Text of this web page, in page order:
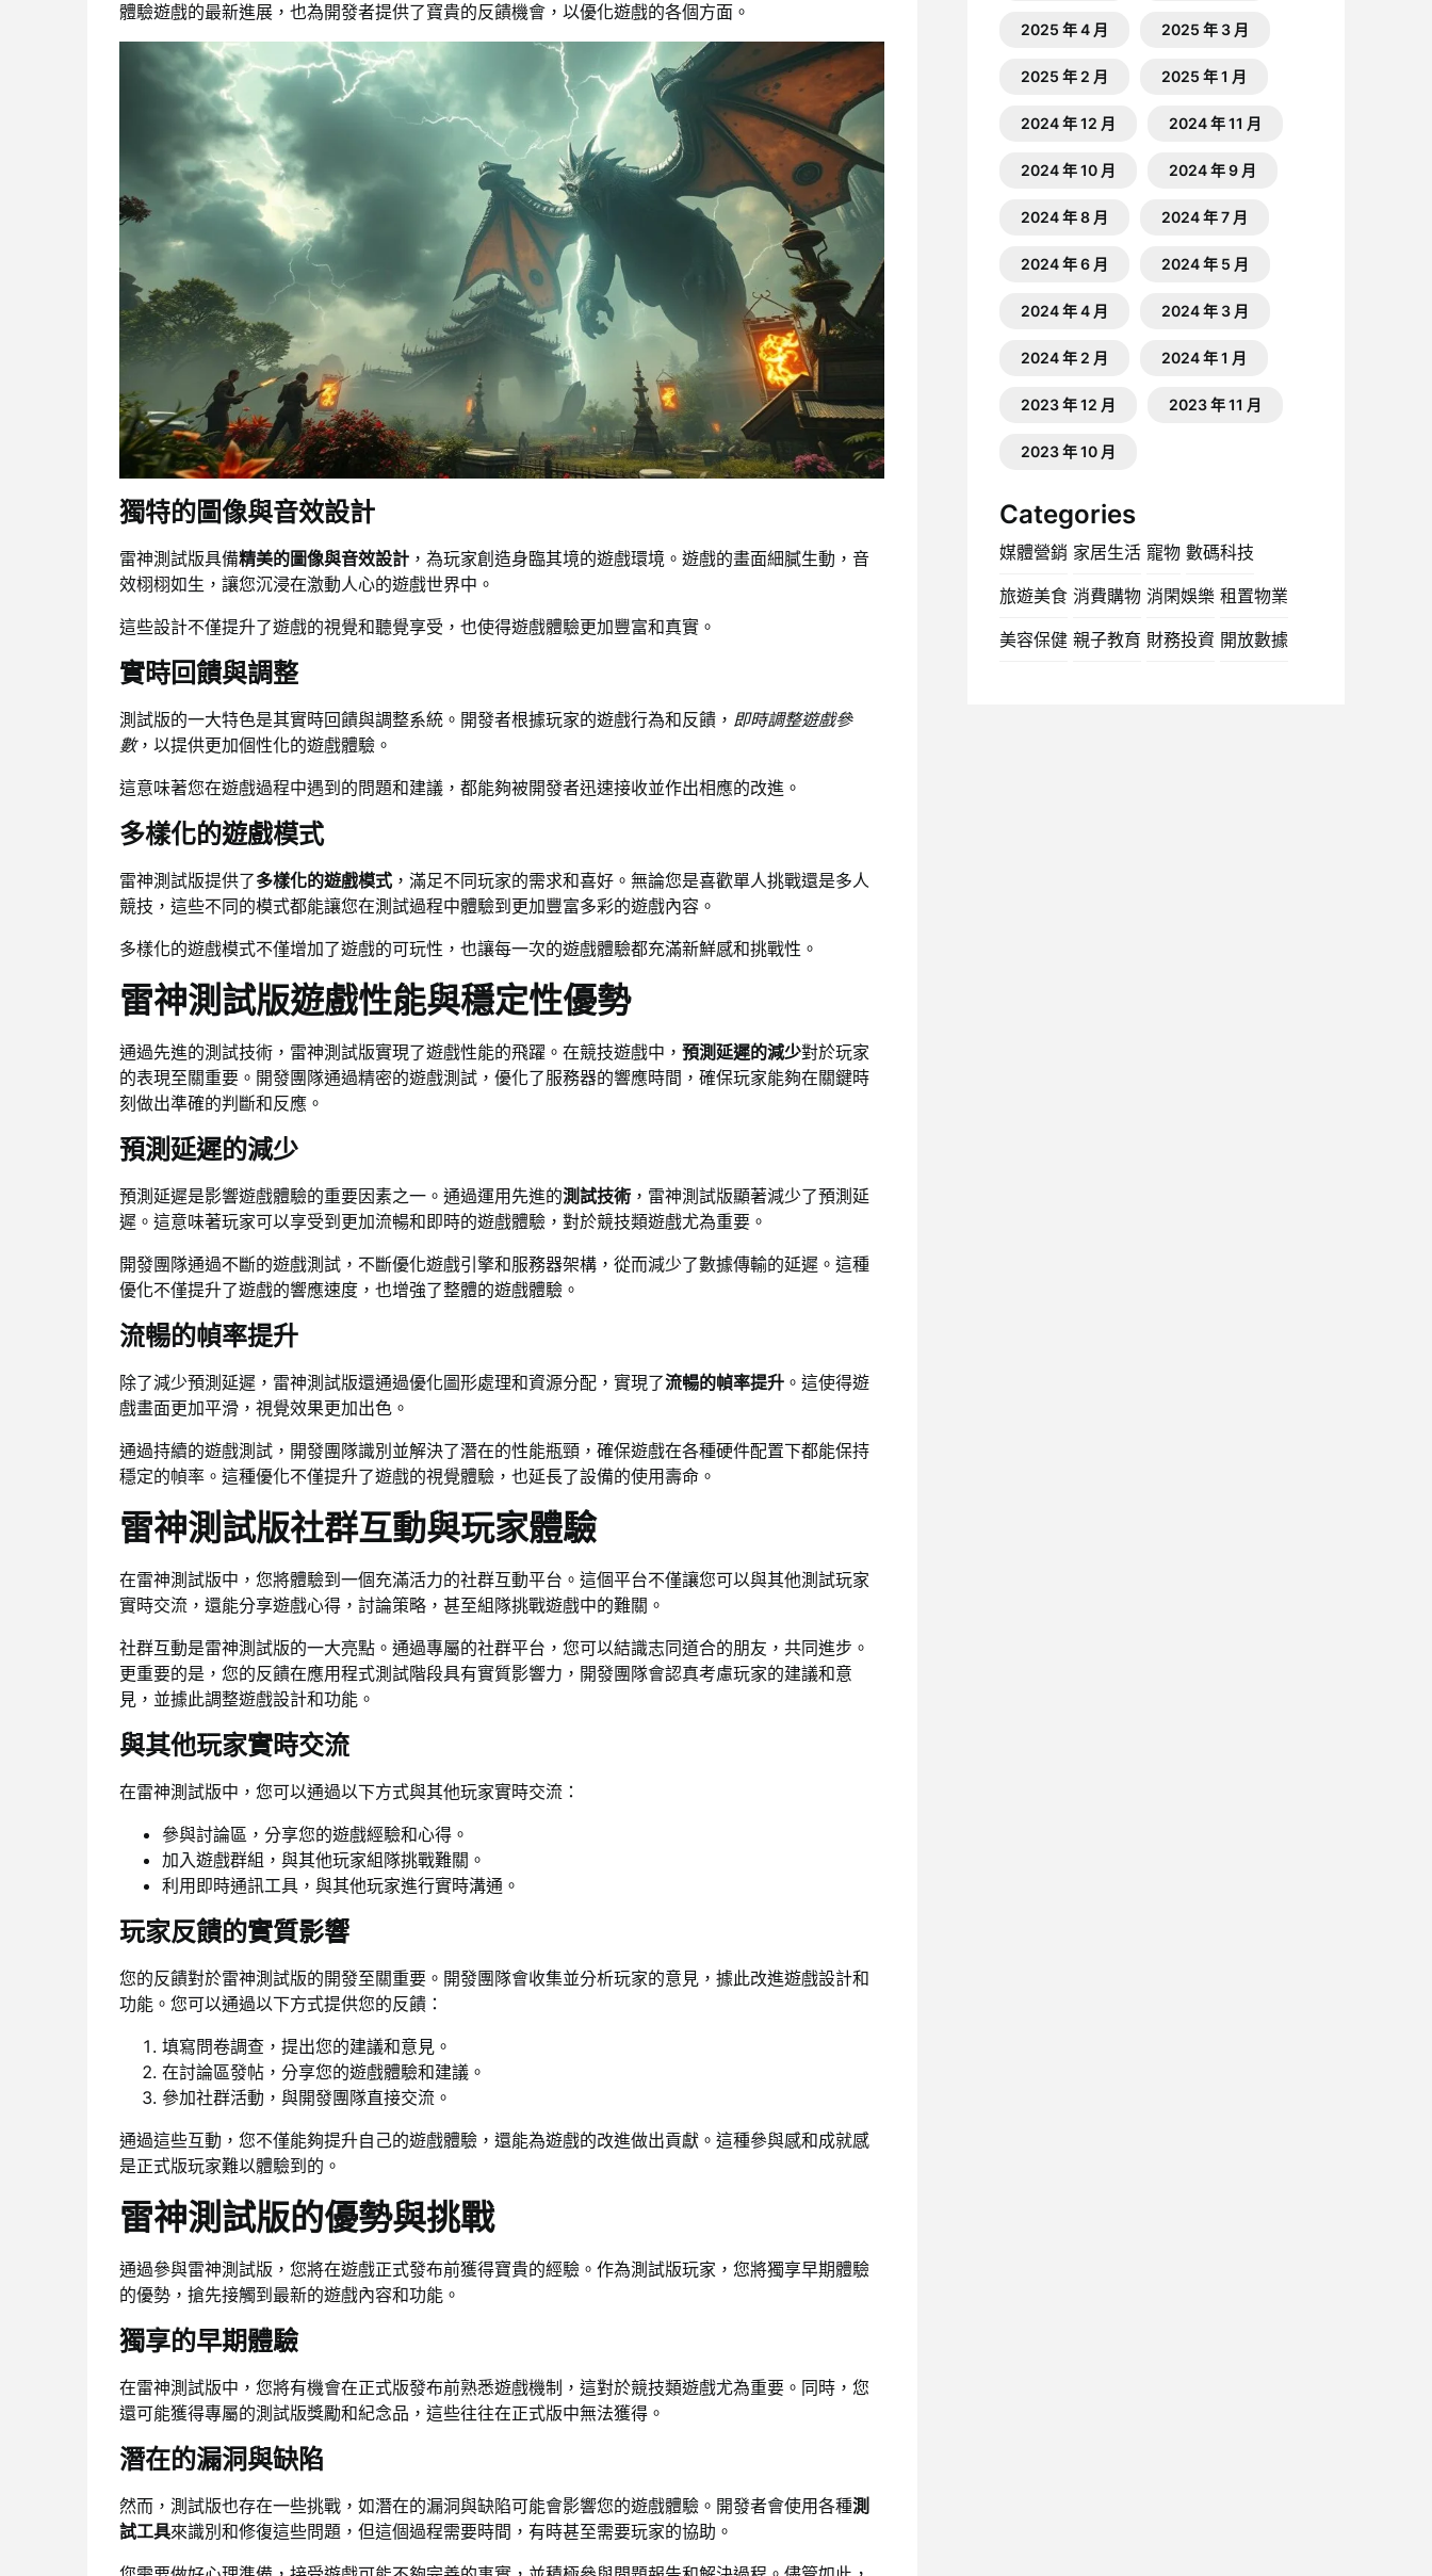
體驗遊戲的最新進展，也為開發者提供了寶貴的反饋機會，以優化遊戲的各個方面。
獨特的圖像與音效設計
雷神測試版具備精美的圖像與音效設計 ，為玩家創造身臨其境的遊戲環境。遊戲的畫面細膩生動，音
效栩栩如生，讓您沉浸在激動人心的遊戲世界中。
這些設計不僅提升了遊戲的視覺和聽覺享受，也使得遊戲體驗更加豐富和真實。
實時回饋與調整
測試版的一大特色是其實時回饋與調整系統。開發者根據玩家的遊戲行為和反饋， 即時調整遊戲參
數，以提供更加個性化的遊戲體驗。
這意味著您在遊戲過程中遇到的問題和建議，都能夠被開發者迅速接收並作出相應的改進。
多樣化的遊戲模式
雷神測試版提供了多樣化的遊戲模式 ，滿足不同玩家的需求和喜好。無論您是喜歡單人挑戰還是多人
競技，這些不同的模式都能讓您在測試過程中體驗到更加豐富多彩的遊戲內容。
多樣化的遊戲模式不僅增加了遊戲的可玩性，也讓每一次的遊戲體驗都充滿新鮮感和挑戰性。
雷神測試版遊戲性能與穩定性優勢
通過先進的測試技術，雷神測試版實現了遊戲性能的飛躍。在競技遊戲中， 預測延遲的減少對於玩家
的表現至關重要。開發團隊通過精密的遊戲測試，優化了服務器的響應時間，確保玩家能夠在關鍵時
刻做出準確的判斷和反應。
預測延遲的減少
預測延遲是影響遊戲體驗的重要因素之一。通過運用先進的測試技術 ，雷神測試版顯著減少了預測延
遲。這意味著玩家可以享受到更加流暢和即時的遊戲體驗，對於競技類遊戲尤為重要。
開發團隊通過不斷的遊戲測試，不斷優化遊戲引擎和服務器架構，從而減少了數據傳輸的延遲。這種
優化不僅提升了遊戲的響應速度，也增強了整體的遊戲體驗。
流暢的幀率提升
除了減少預測延遲，雷神測試版還通過優化圖形處理和資源分配，實現了流暢的幀率提升 。這使得遊
戲畫面更加平滑，視覺效果更加出色。
通過持續的遊戲測試，開發團隊識別並解決了潛在的性能瓶頸，確保遊戲在各種硬件配置下都能保持
穩定的幀率。這種優化不僅提升了遊戲的視覺體驗，也延長了設備的使用壽命。
雷神測試版社群互動與玩家體驗
在雷神測試版中，您將體驗到一個充滿活力的社群互動平台。這個平台不僅讓您可以與其他測試玩家
實時交流，還能分享遊戲心得，討論策略，甚至組隊挑戰遊戲中的難關。
社群互動是雷神測試版的一大亮點。通過專屬的社群平台，您可以結識志同道合的朋友，共同進步。
更重要的是，您的反饋在應用程式測試階段具有實質影響力，開發團隊會認真考慮玩家的建議和意
見，並據此調整遊戲設計和功能。
與其他玩家實時交流
在雷神測試版中，您可以通過以下方式與其他玩家實時交流：
參與討論區，分享您的遊戲經驗和心得。
加入遊戲群組，與其他玩家組隊挑戰難關。
利用即時通訊工具，與其他玩家進行實時溝通。
玩家反饋的實質影響
您的反饋對於雷神測試版的開發至關重要。開發團隊會收集並分析玩家的意見，據此改進遊戲設計和
功能。您可以通過以下方式提供您的反饋：
填寫問卷調查，提出您的建議和意見。
在討論區發帖，分享您的遊戲體驗和建議。
參加社群活動，與開發團隊直接交流。
通過這些互動，您不僅能夠提升自己的遊戲體驗，還能為遊戲的改進做出貢獻。這種參與感和成就感
是正式版玩家難以體驗到的。
雷神測試版的優勢與挑戰
通過參與雷神測試版，您將在遊戲正式發布前獲得寶貴的經驗。作為測試版玩家，您將獨享早期體驗
的優勢，搶先接觸到最新的遊戲內容和功能。
獨享的早期體驗
在雷神測試版中，您將有機會在正式版發布前熟悉遊戲機制，這對於競技類遊戲尤為重要。同時，您
還可能獲得專屬的測試版獎勵和紀念品，這些往往在正式版中無法獲得。
潛在的漏洞與缺陷
然而，測試版也存在一些挑戰，如潛在的漏洞與缺陷可能會影響您的遊戲體驗。開發者會使用各種測
試工具來識別和修復這些問題，但這個過程需要時間，有時甚至需要玩家的協助。
2025 年 4 月 2025 年 3 月
2025 年 2 月 2025 年 1 月
2024 年 12 月 2024 年 11 月
2024 年 10 月 2024 年 9 月
2024 年 8 月 2024 年 7 月
2024 年 6 月 2024 年 5 月
2024 年 4 月 2024 年 3 月
2024 年 2 月 2024 年 1 月
2023 年 12 月 2023 年 11 月
2023 年 10 月
Categories
媒體營銷 家居生活 寵物 數碼科技
旅遊美食 消費購物 消閑娛樂 租置物業
美容保健 親子教育 財務投資 開放數據